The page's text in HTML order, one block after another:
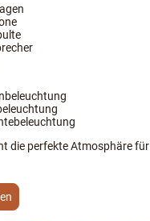
die perfekte Atmosphäre für